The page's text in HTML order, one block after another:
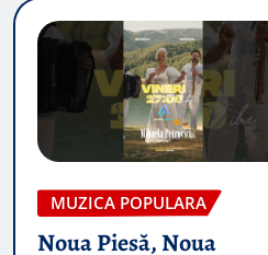
MUZICA POPULARA
Noua Piesă, Noua